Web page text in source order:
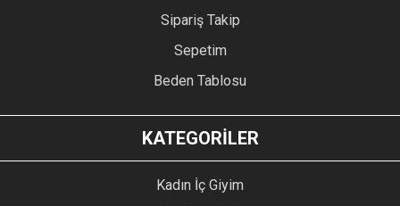
Sipariş Takip
Sepetim
Beden Tablosu
KATEGORİLER
Kadın İç Giyim